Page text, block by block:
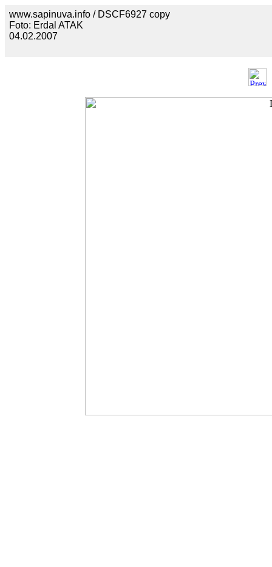
www.sapinuva.info / DSCF6927 copy
Foto: Erdal ATAK
04.02.2007